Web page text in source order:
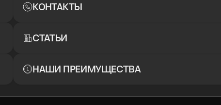
КОНТАКТЫ
СТАТЬИ
НАШИ ПРЕИМУЩЕСТВА